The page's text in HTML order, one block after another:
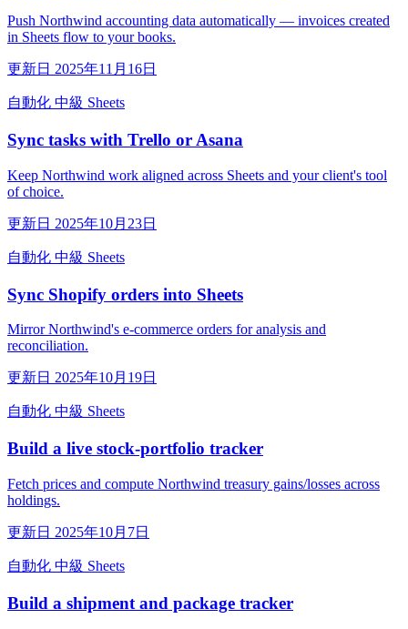
Push Northwind accounting data automatically — invoices created
in Sheets flow to your books.
更新日 2025年11月16日
自動化 中級 Sheets
Sync tasks with Trello or Asana
Keep Northwind work aligned across Sheets and your client's tool
of choice.
更新日 2025年10月23日
自動化 中級 Sheets
Sync Shopify orders into Sheets
Mirror Northwind's e-commerce orders for analysis and
reconciliation.
更新日 2025年10月19日
自動化 中級 Sheets
Build a live stock-portfolio tracker
Fetch prices and compute Northwind treasury gains/losses across
holdings.
更新日 2025年10月7日
自動化 中級 Sheets
Build a shipment and package tracker